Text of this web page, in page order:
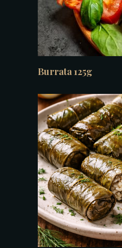
Burrata 125g
TOEVOEGEN AAN